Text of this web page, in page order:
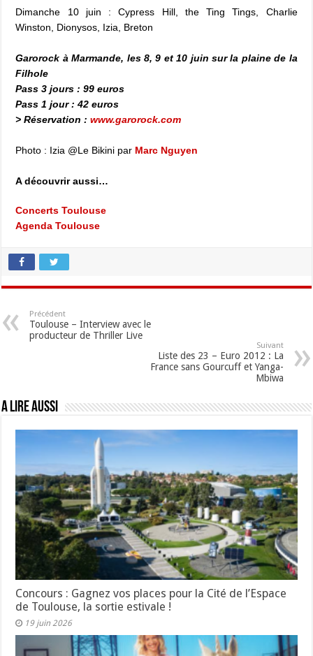
Dimanche 10 juin : Cypress Hill, the Ting Tings, Charlie
Winston, Dionysos, Izia, Breton
Garorock à Marmande, les 8, 9 et 10 juin sur la plaine de la
Filhole
Pass 3 jours : 99 euros
Pass 1 jour : 42 euros
> Réservation :www.garorock.com
Photo : Izia @Le Bikini par Marc Nguyen
A découvrir aussi…
Concerts Toulouse
Agenda Toulouse
Précédent
Toulouse – Interview avec le
producteur de Thriller Live
Suivant
Liste des 23 – Euro 2012 : La
France sans Gourcuff et Yanga-
Mbiwa
A lire aussi
Concours : Gagnez vos places pour la Cité de l’Espace
de Toulouse, la sortie estivale !
19 juin 2026